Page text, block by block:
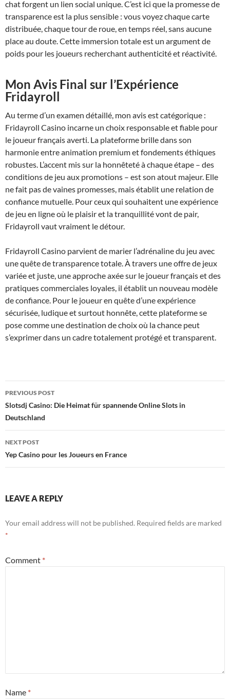
chat forgent un lien social unique. C’est ici que la promesse de
transparence est la plus sensible : vous voyez chaque carte
distribuée, chaque tour de roue, en temps réel, sans aucune
place au doute. Cette immersion totale est un argument de
poids pour les joueurs recherchant authenticité et réactivité.
Mon Avis Final sur l’Expérience
Fridayroll
Au terme d’un examen détaillé, mon avis est catégorique :
Fridayroll Casino incarne un choix responsable et fiable pour
le joueur français averti. La plateforme brille dans son
harmonie entre animation premium et fondements éthiques
robustes. L’accent mis sur la honnêteté à chaque étape – des
conditions de jeu aux promotions – est son atout majeur. Elle
ne fait pas de vaines promesses, mais établit une relation de
confiance mutuelle. Pour ceux qui souhaitent une expérience
de jeu en ligne où le plaisir et la tranquillité vont de pair,
Fridayroll vaut vraiment le détour.
Fridayroll Casino parvient de marier l’adrénaline du jeu avec
une quête de transparence totale. À travers une offre de jeux
variée et juste, une approche axée sur le joueur français et des
pratiques commerciales loyales, il établit un nouveau modèle
de confiance. Pour le joueur en quête d’une expérience
sécurisée, ludique et surtout honnête, cette plateforme se
pose comme une destination de choix où la chance peut
s’exprimer dans un cadre totalement protégé et transparent.
Post
navigation
PREVIOUS POST
Slotsdj Casino: Die Heimat für spannende Online Slots in
Deutschland
NEXT POST
Yep Casino pour les Joueurs en France
LEAVE A REPLY
Your email address will not be published. Required fields are marked
*
Comment *
Name *